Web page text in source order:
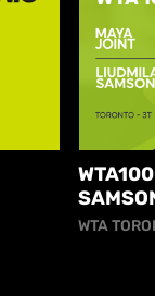
WTA